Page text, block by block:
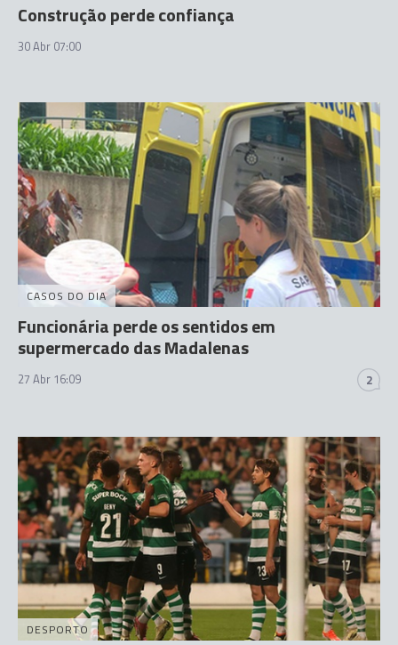
Construção perde confiança
30 Abr 07:00
CASOS DO DIA
Funcionária perde os sentidos em
supermercado das Madalenas
27 Abr 16:09 2
DESPORTO